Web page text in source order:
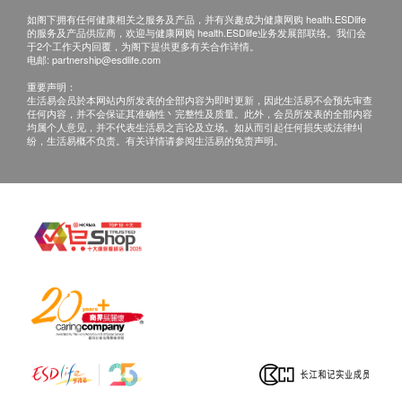
神经细胞内的NAD+水平达五倍。
植物中的白藜芦醇一半是顺式(Cis)、另一半是反式
(bicavailability)亦较高,很多研究及临床都以反式为目
标;所以反式白藜芦醇是补充剂的最佳选择。
哈佛教授建议白藜芦醇结合NMN强效逆龄令抗衰老功
NMN是烟醯胺磷酸核糖转移酶(NAMPT) 调控反应的
葡萄籽精华原花青素(OPC) 可显著上调视网膜色素上
皮细胞中NAMPT,生成NMN促进NAD+的产生;网膜色
素上皮细胞中NAD+含量增加可更有效逆转细胞衰老,
消除体内有害自由基,形成细胞抗氧保护屏障加强心血
如阁下拥有任何健康相关之服务及产品，并有兴趣成为健康网购 health.ESDlife
的服务及产品供应商，欢迎与健康网购 health.ESDlife业务发展部联络。我们会
于2个工作天内回覆，为阁下提供更多有关合作详情。
电邮: partnership@esdlife.com
重要声明：
生活易会员於本网站内所发表的全部内容为即时更新，因此生活易不会预先审查
任何内容，并不会保证其准确性丶完整性及质量。此外，会员所发表的全部内容
均属个人意见，并不代表生活易之言论及立场。如从而引起任何损失或法律纠
纷，生活易概不负责。有关详情请参阅生活易的免责声明。